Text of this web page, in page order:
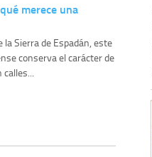
merece una
la Sierra de Espadán, este
conserva el carácter de
calles...